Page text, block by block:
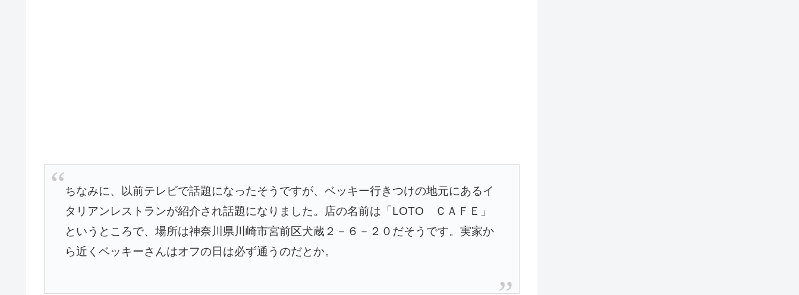
ちなみに、以前テレビで話題になったそうですが、ベッキー行きつけの地元にあるイ
タリアンレストランが紹介され話題になりました。店の名前は「LOTO ＣＡＦＥ」
というところで、場所は神奈川県川崎市宮前区犬蔵２－６－２０だそうです。実家か
ら近くベッキーさんはオフの日は必ず通うのだとか。